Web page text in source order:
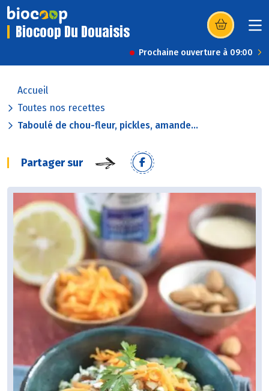
Biocoop Du Douaisis (s’ouvre dans
Prochaine ouverture à 09:00
Accueil
Toutes nos recettes
Taboulé de chou-fleur, pickles, amande...
Partager sur